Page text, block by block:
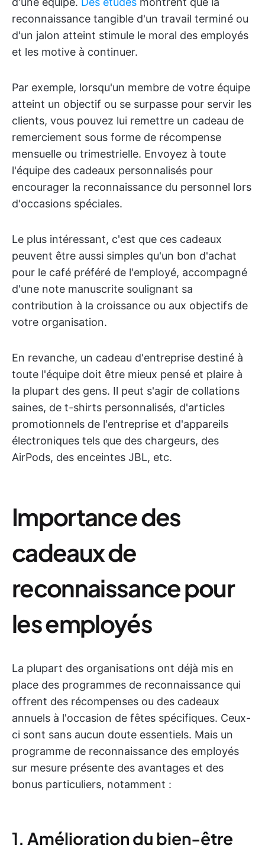
reconnaissance tangible d'un travail terminé ou
d'un jalon atteint stimule le moral des employés
et les motive à continuer.
Par exemple, lorsqu'un membre de votre équipe
atteint un objectif ou se surpasse pour servir les
clients, vous pouvez lui remettre un cadeau de
remerciement sous forme de récompense
mensuelle ou trimestrielle. Envoyez à toute
l'équipe des cadeaux personnalisés pour
encourager la reconnaissance du personnel lors
d'occasions spéciales.
Le plus intéressant, c'est que ces cadeaux
peuvent être aussi simples qu'un bon d'achat
pour le café préféré de l'employé, accompagné
d'une note manuscrite soulignant sa
contribution à la croissance ou aux objectifs de
votre organisation.
En revanche, un cadeau d'entreprise destiné à
toute l'équipe doit être mieux pensé et plaire à
la plupart des gens. Il peut s'agir de collations
saines, de t-shirts personnalisés, d'articles
promotionnels de l'entreprise et d'appareils
électroniques tels que des chargeurs, des
AirPods, des enceintes JBL, etc.
Importance des
cadeaux de
reconnaissance pour
les employés
La plupart des organisations ont déjà mis en
place des programmes de reconnaissance qui
offrent des récompenses ou des cadeaux
annuels à l'occasion de fêtes spécifiques. Ceux-
ci sont sans aucun doute essentiels. Mais un
programme de reconnaissance des employés
sur mesure présente des avantages et des
bonus particuliers, notamment :
1. Amélioration du bien-être